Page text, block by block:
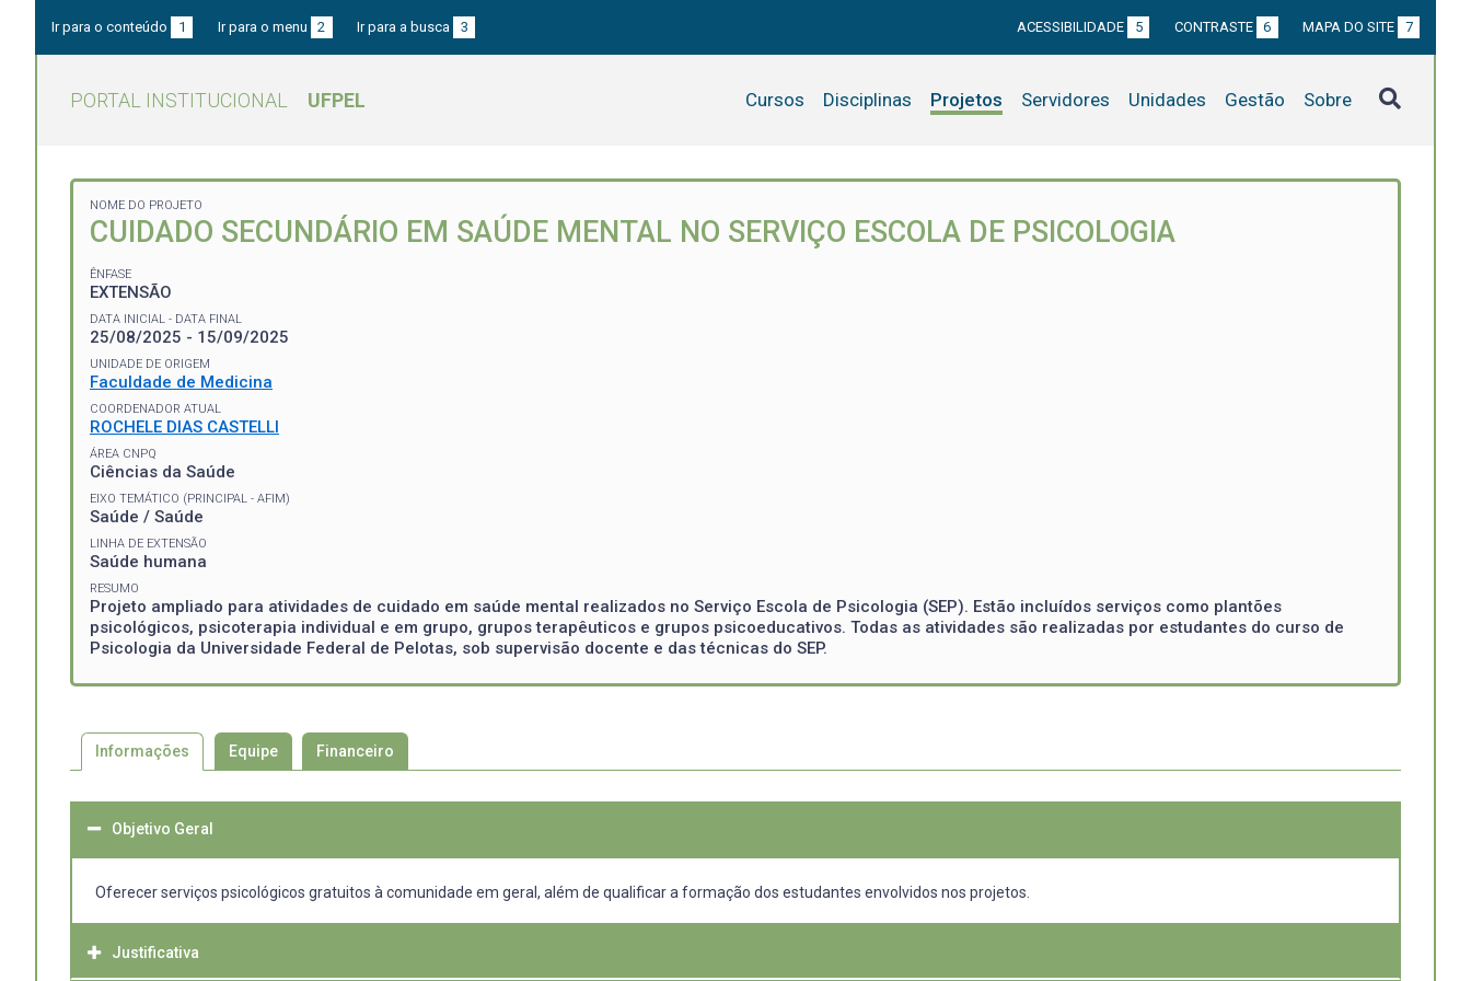
Ir para o conteúdo 1 Ir para o menu 2 Ir para a busca 3 ACESSIBILIDADE 5 CONTRASTE 6 MAPA DO SITE 7
PORTAL INSTITUCIONAL UFPEL Cursos Disciplinas Projetos Servidores Unidades Gestão Sobre
NOME DO PROJETO
CUIDADO SECUNDÁRIO EM SAÚDE MENTAL NO SERVIÇO ESCOLA DE PSICOLOGIA
ÊNFASE
EXTENSÃO
DATA INICIAL - DATA FINAL
25/08/2025 - 15/09/2025
UNIDADE DE ORIGEM
Faculdade de Medicina
COORDENADOR ATUAL
ROCHELE DIAS CASTELLI
ÁREA CNPQ
Ciências da Saúde
EIXO TEMÁTICO (PRINCIPAL - AFIM)
Saúde / Saúde
LINHA DE EXTENSÃO
Saúde humana
RESUMO
Projeto ampliado para atividades de cuidado em saúde mental realizados no Serviço Escola de Psicologia (SEP). Estão incluídos serviços como plantões
psicológicos, psicoterapia individual e em grupo, grupos terapêuticos e grupos psicoeducativos. Todas as atividades são realizadas por estudantes do curso de
Psicologia da Universidade Federal de Pelotas, sob supervisão docente e das técnicas do SEP.
Informações Equipe Financeiro
Objetivo Geral
Oferecer serviços psicológicos gratuitos à comunidade em geral, além de qualificar a formação dos estudantes envolvidos nos projetos.
Justificativa